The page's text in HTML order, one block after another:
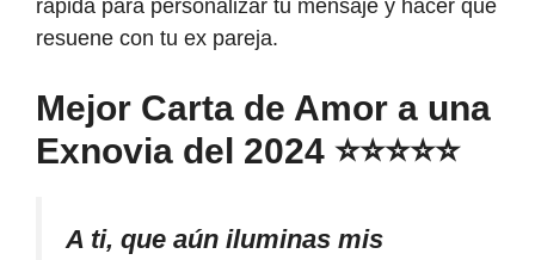
rápida para personalizar tu mensaje y hacer que
resuene con tu ex pareja.
Mejor Carta de Amor a una
Exnovia del 2024 ⭐⭐⭐⭐⭐
A ti, que aún iluminas mis